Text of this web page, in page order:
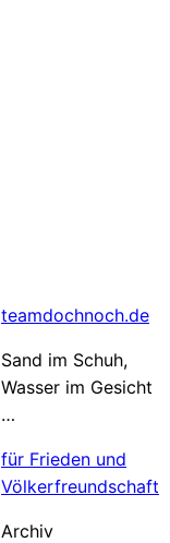
teamdochnoch.de
Sand im Schuh,
Wasser im Gesicht
…
für Frieden und
Völkerfreundschaft
Archiv